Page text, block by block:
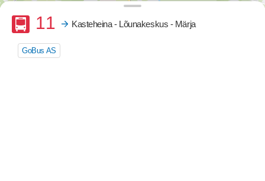
Buss
11 Kasteheina - Lõunakeskus - Märja
GoBus AS